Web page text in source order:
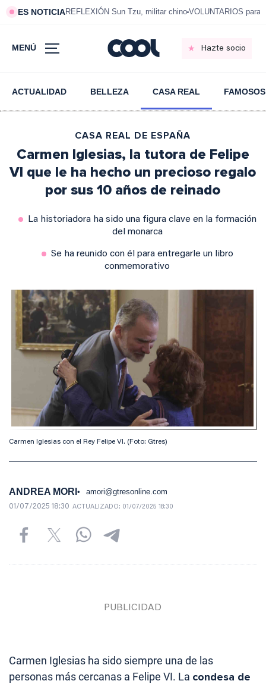
ES NOTICIAREFLEXIÓN Sun Tzu, militar chino VOLUNTARIOS para
MENÚ Hazte socio
ACTUALIDAD BELLEZA CASA REAL FAMOSOS
CASA REAL DE ESPAÑA
Carmen Iglesias, la tutora de Felipe
VI que le ha hecho un precioso regalo
por sus 10 años de reinado
La historiadora ha sido una figura clave en la formación
del monarca
Se ha reunido con él para entregarle un libro
conmemorativo
Carmen Iglesias con el Rey Felipe VI. (Foto: Gtres)
ANDREA MORI amori@gtresonline.com
01/07/2025 18:30 ACTUALIZADO: 01/07/2025 18:30
Carmen Iglesias ha sido siempre una de las
personas más cercanas a Felipe VI. La condesa de